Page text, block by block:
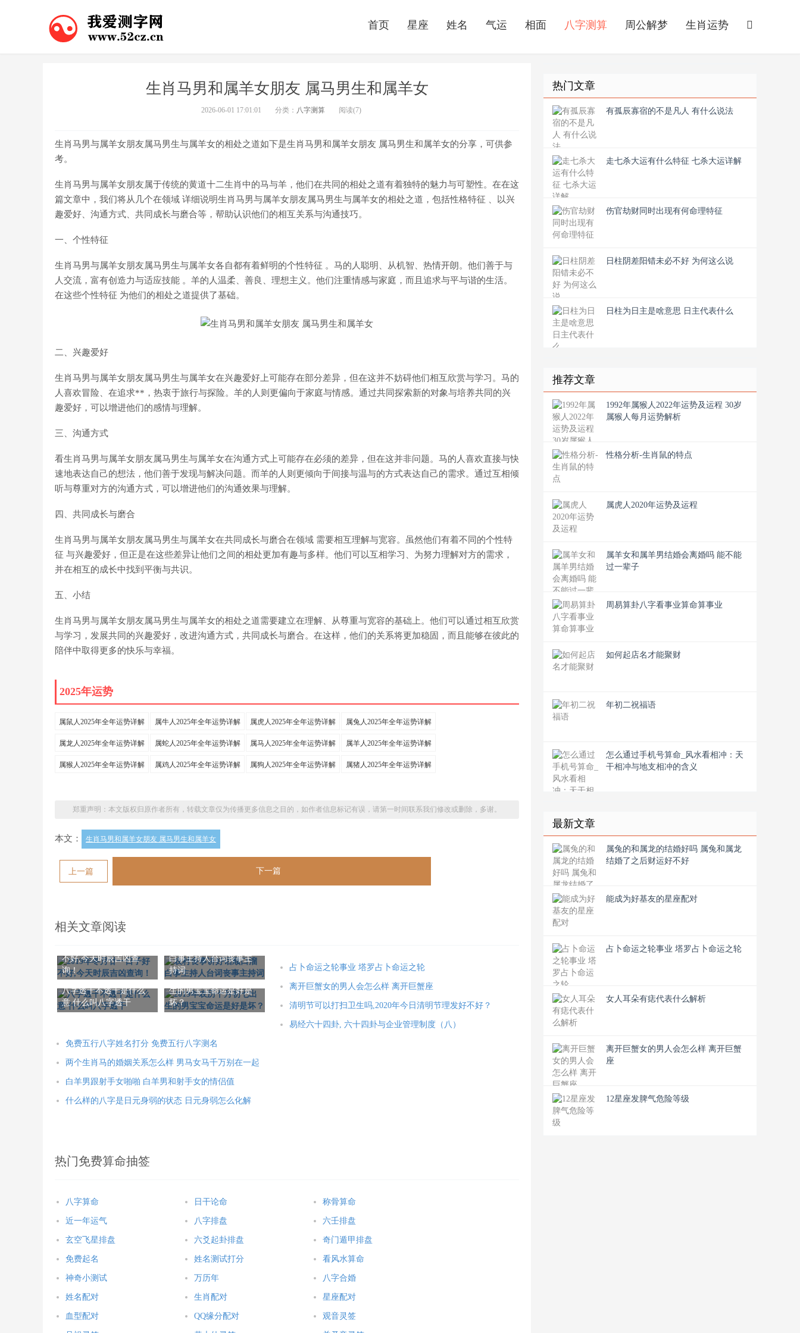
首页 星座 姓名 气运 相面 八字测算 周公解梦 生肖运势
生肖马男和属羊女朋友 属马男生和属羊女
2026-06-01 17:01:01 分类： 八字测算 阅读(7)
生肖马男与属羊女朋友属马男生与属羊女的相处之道如下是生肖马男和属羊女朋友 属马男生和属羊女的分享，可供参
考。
生肖马男与属羊女朋友属于传统的黄道十二生肖中的马与羊，他们在共同的相处之道有着独特的魅力与可塑性。在在这
篇文章中，我们将从几个在领域 详细说明生肖马男与属羊女朋友属马男生与属羊女的相处之道，包括性格特征 、以兴
趣爱好、沟通方式、共同成长与磨合等，帮助认识他们的相互关系与沟通技巧。
一、个性特征
生肖马男与属羊女朋友属马男生与属羊女各自都有着鲜明的个性特征 。马的人聪明、从机智、热情开朗。他们善于与
人交流，富有创造力与适应技能 。羊的人温柔、善良、理想主义。他们注重情感与家庭，而且追求与平与谐的生活。
在这些个性特征 为他们的相处之道提供了基础。
二、兴趣爱好
生肖马男与属羊女朋友属马男生与属羊女在兴趣爱好上可能存在部分差异，但在这并不妨碍他们相互欣赏与学习。马的
人喜欢冒险、在追求**，热衷于旅行与探险。羊的人则更偏向于家庭与情感。通过共同探索新的对象与培养共同的兴
趣爱好，可以增进他们的感情与理解。
三、沟通方式
看生肖马男与属羊女朋友属马男生与属羊女在沟通方式上可能存在必须的差异，但在这并非问题。马的人喜欢直接与快
速地表达自己的想法，他们善于发现与解决问题。而羊的人则更倾向于间接与温与的方式表达自己的需求。通过互相倾
听与尊重对方的沟通方式，可以增进他们的沟通效果与理解。
四、共同成长与磨合
生肖马男与属羊女朋友属马男生与属羊女在共同成长与磨合在领域 需要相互理解与宽容。虽然他们有着不同的个性特
征 与兴趣爱好，但正是在这些差异让他们之间的相处更加有趣与多样。他们可以互相学习、为努力理解对方的需求，
并在相互的成长中找到平衡与共识。
五、小结
生肖马男与属羊女朋友属马男生与属羊女的相处之道需要建立在理解、从尊重与宽容的基础上。他们可以通过相互欣赏
与学习，发展共同的兴趣爱好，改进沟通方式，共同成长与磨合。在这样，他们的关系将更加稳固，而且能够在彼此的
陪伴中取得更多的快乐与幸福。
2025年运势
属鼠人2025年全年运势详解 属牛人2025年全年运势详解 属虎人2025年全年运势详解 属兔人2025年全年运势详解
属龙人2025年全年运势详解 属蛇人2025年全年运势详解 属马人2025年全年运势详解 属羊人2025年全年运势详解
属猴人2025年全年运势详解 属鸡人2025年全年运势详解 属狗人2025年全年运势详解 属猪人2025年全年运势详解
郑重声明：本文版权归原作者所有，转载文章仅为传播更多信息之目的，如作者信息标记有误，请第一时间联系我们修改或删除，多谢。
本文： 生肖马男和属羊女朋友 属马男生和属羊女
上一篇 下一篇
相关文章阅读
不好,今天时辰吉凶查
询！
白事主持人台词丧事主
持词
八字透干不透干是什么
意 什么叫八字透干
2019年农历十月初七出
生的男宝宝命运是好是
坏？
占卜命运之轮事业 塔罗占卜命运之轮
离开巨蟹女的男人会怎么样 离开巨蟹座
清明节可以打扫卫生吗,2020年今日清明节理发好不好？
易经六十四卦, 六十四卦与企业管理制度（八）
免费五行八字姓名打分 免费五行八字测名
两个生肖马的婚姻关系怎么样 男马女马千万别在一起
白羊男跟射手女啪啪 白羊男和射手女的情侣值
什么样的八字是日元身弱的状态 日元身弱怎么化解
热门免费算命抽签
八字算命 日干论命 称骨算命
近一年运气 八字排盘 六壬排盘
玄空飞星排盘 六爻起卦排盘 奇门遁甲排盘
免费起名 姓名测试打分 看风水算命
神奇小测试 万历年 八字合婚
姓名配对 生肖配对 星座配对
血型配对 QQ缘分配对 观音灵签
热门文章
有孤辰寡宿的不是凡人 有什么说法
走七杀大运有什么特征 七杀大运详解
伤官劫财同时出现有何命理特征
日柱阴差阳错未必不好 为何这么说
日柱为日主是啥意思 日主代表什么
推荐文章
1992年属猴人2022年运势及运程 30岁
属猴人每月运势解析
性格分析-生肖鼠的特点
属虎人2020年运势及运程
属羊女和属羊男结婚会离婚吗 能不能
过一辈子
周易算卦八字看事业算命算事业
如何起店名才能聚财
年初二祝福语
怎么通过手机号算命_风水看相冲：天
干相冲与地支相冲的含义
最新文章
属兔的和属龙的结婚好吗 属兔和属龙
结婚了之后财运好不好
能成为好基友的星座配对
占卜命运之轮事业 塔罗占卜命运之轮
女人耳朵有痣代表什么解析
离开巨蟹女的男人会怎么样 离开巨蟹
座
12星座发脾气危险等级